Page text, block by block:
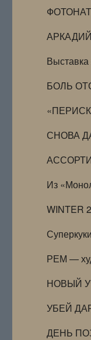
АРКАДИЙ
БОЛЬ
СНОВА
Из
WINTER
РЕМ —
НОВЫЙ
УБЕЙ
ДЕНЬ